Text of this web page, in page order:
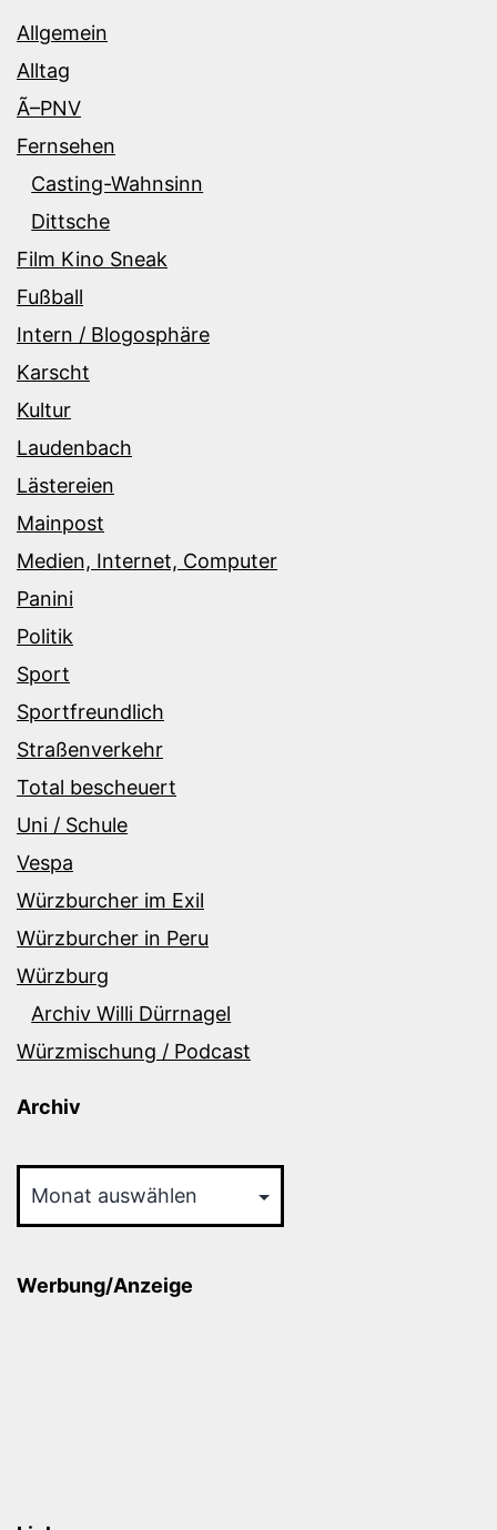
Allgemein
Alltag
Ã–PNV
Fernsehen
Casting-Wahnsinn
Dittsche
Film Kino Sneak
Fußball
Intern / Blogosphäre
Karscht
Kultur
Laudenbach
Lästereien
Mainpost
Medien, Internet, Computer
Panini
Politik
Sport
Sportfreundlich
Straßenverkehr
Total bescheuert
Uni / Schule
Vespa
Würzburcher im Exil
Würzburcher in Peru
Würzburg
Archiv Willi Dürrnagel
Würzmischung / Podcast
Archiv
Werbung/Anzeige